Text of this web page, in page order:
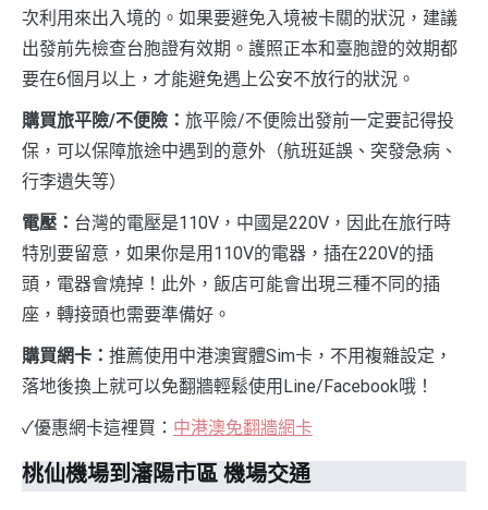
次利用來出入境的。如果要避免入境被卡關的狀況，建議
出發前先檢查台胞證有效期。護照正本和臺胞證的效期都
要在6個月以上，才能避免遇上公安不放行的狀況。
購買旅平險/不便險： 旅平險/不便險出發前一定要記得投
保，可以保障旅途中遇到的意外（航班延誤、突發急病、
行李遺失等）
電壓： 台灣的電壓是110V，中國是220V，因此在旅行時
特別要留意，如果你是用110V的電器，插在220V的插
頭，電器會燒掉！此外，飯店可能會出現三種不同的插
座，轉接頭也需要準備好。
購買網卡： 推薦使用中港澳實體Sim卡，不用複雜設定，
落地後換上就可以免翻牆輕鬆使用Line/Facebook哦！
✓優惠網卡這裡買： 中港澳免翻牆網卡
桃仙機場到瀋陽市區 機場交通